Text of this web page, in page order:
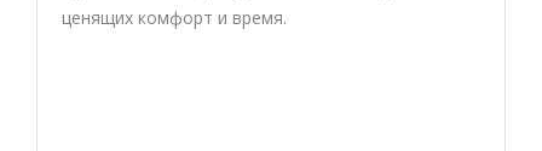
ценящих комфорт и время.